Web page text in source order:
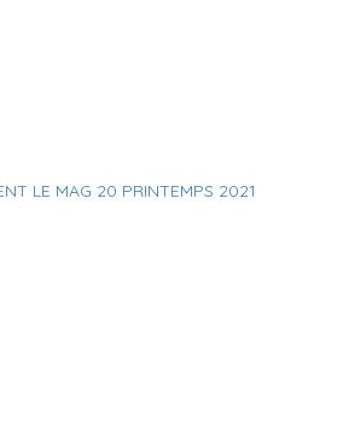
LE MAG 20 PRINTEMPS 2021